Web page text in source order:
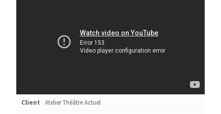
Client
Atelier Théâtre Actuel